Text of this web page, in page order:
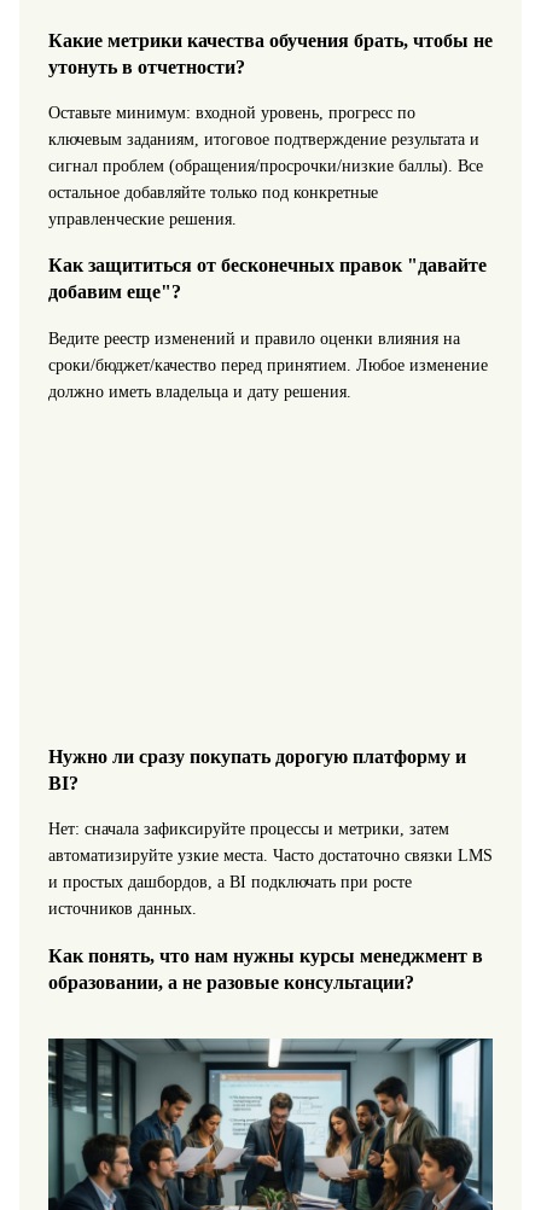
Какие метрики качества обучения брать, чтобы не
утонуть в отчетности?
Оставьте минимум: входной уровень, прогресс по
ключевым заданиям, итоговое подтверждение результата и
сигнал проблем (обращения/просрочки/низкие баллы). Все
остальное добавляйте только под конкретные
управленческие решения.
Как защититься от бесконечных правок "давайте
добавим еще"?
Ведите реестр изменений и правило оценки влияния на
сроки/бюджет/качество перед принятием. Любое изменение
должно иметь владельца и дату решения.
Нужно ли сразу покупать дорогую платформу и
BI?
Нет: сначала зафиксируйте процессы и метрики, затем
автоматизируйте узкие места. Часто достаточно связки LMS
и простых дашбордов, а BI подключать при росте
источников данных.
Как понять, что нам нужны курсы менеджмент в
образовании, а не разовые консультации?